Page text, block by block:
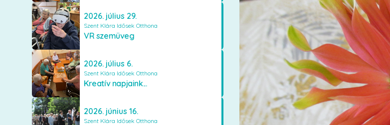
2026. július 29.
Szent Klára Idősek Otthona
VR szemüveg
2026. július 6.
Szent Klára Idősek Otthona
Kreatív napjaink...
2026. június 16.
Szent Klára Idősek Otthona